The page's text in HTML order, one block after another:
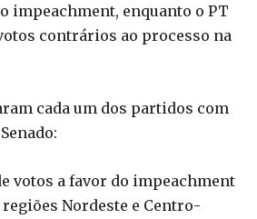
impeachment, enquanto o PT
contrários ao processo na
cada um dos partidos com
votos a favor do impeachment
Nordeste e Centro-